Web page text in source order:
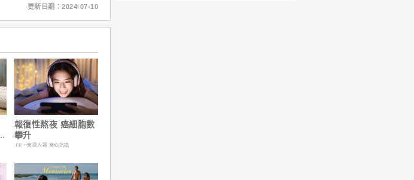
更新日期：2024-07-10
報復性熬夜 癌細胞數
攀升
PR・安達人壽 安心抗癌